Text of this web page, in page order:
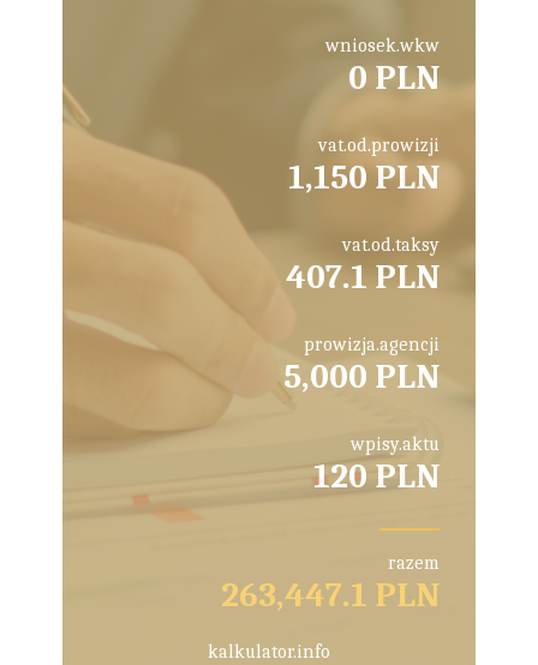
wniosek.wkw
0 PLN
vat.od.prowizji
1,150 PLN
vat.od.taksy
407.1 PLN
prowizja.agencji
5,000 PLN
wpisy.aktu
120 PLN
razem
263,447.1 PLN
kalkulator.info